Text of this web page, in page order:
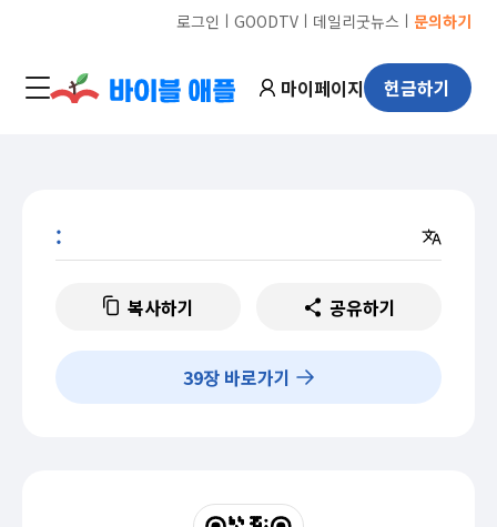
로그인 ㅣ GOODTVㅣ 데일리굿뉴스 ㅣ 문의하기
마이페이지 헌금하기
:
복사하기 공유하기
39장 바로가기